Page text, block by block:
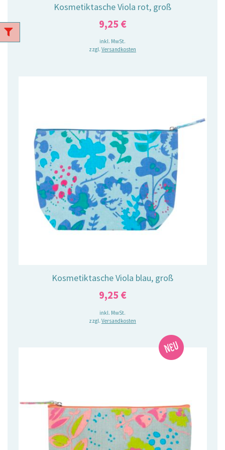
Kosmetiktasche Viola rot, groß
9,25 €
inkl. MwSt.
zzgl. Versandkosten
Kosmetiktasche Viola blau, groß
9,25 €
inkl. MwSt.
zzgl. Versandkosten